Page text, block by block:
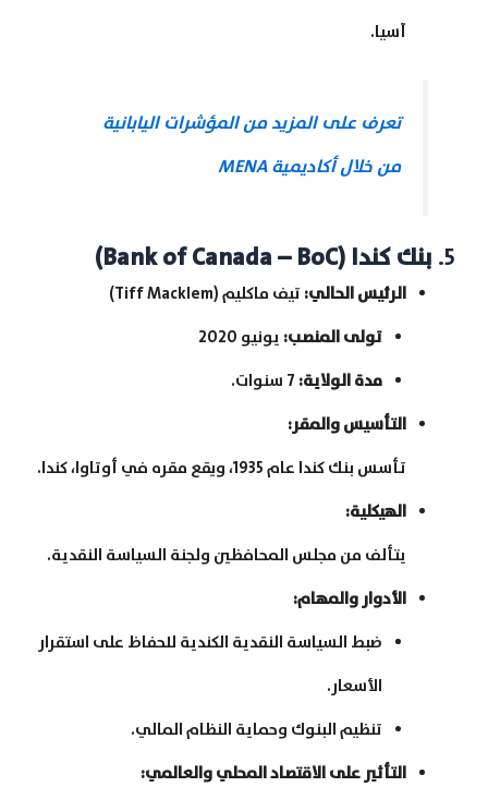
آسيا.
تعرف على المزيد من المؤشرات اليابانية
من خلال أكاديمية MENA
5. بنك كندا (Bank of Canada – BoC)
الرئيس الحالي: تيف ماكليم (Tiff Macklem)
تولى المنصب: يونيو 2020
مدة الولاية:
التأسيس والمقر:
تأسس بنك كندا عام 1935، ويقع مقره في أوتاوا، كندا.
الهيكلية:
يتألف من مجلس المحافظين ولجنة السياسة النقدية.
الأدوار والمهام:
ضبط السياسة النقدية الكندية للحفاظ على استقرار
الأسعار.
تنظيم البنوك وحماية النظام المالي.
التأثير على الاقتصاد المحلي والعالمي: